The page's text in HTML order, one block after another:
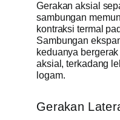
Gerakan aksial
sambungan
kontraksi termal
Sambungan
keduanya
aksial, terkadang
logam.
Gerakan